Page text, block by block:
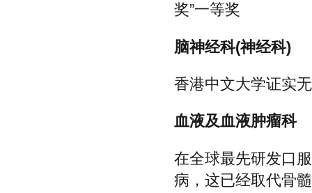
奖”一等奖
脑神经科(神经科)
香港中文大学证实
血液及血液肿瘤科
在全球最先研发口
病，这已经取代骨